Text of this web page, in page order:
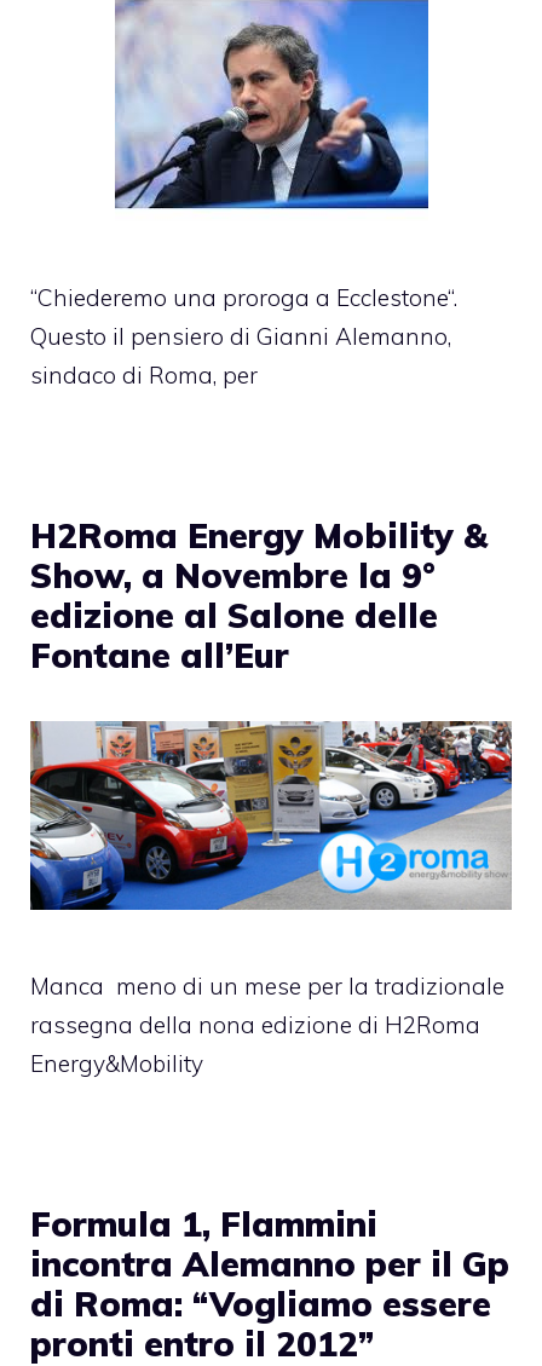
“Chiederemo una proroga a Ecclestone“.
Questo il pensiero di Gianni Alemanno,
sindaco di Roma, per
H2Roma Energy Mobility &
Show, a Novembre la 9°
edizione al Salone delle
Fontane all’Eur
Manca meno di un mese per la tradizionale
rassegna della nona edizione di H2Roma
Energy&Mobility
Formula 1, Flammini
incontra Alemanno per il Gp
di Roma: “Vogliamo essere
pronti entro il 2012”